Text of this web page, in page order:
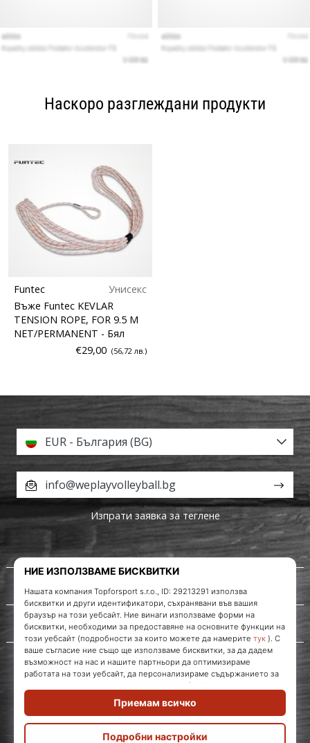
Наскоро разглеждани продукти
Funtec
Унисекс
Въже Funtec KEVLAR
TENSION ROPE, FOR 9.5 M
NET/PERMANENT - Бял
€29,00 (56,72 лв.)
WePlayVolleyball.bg
За нас
Обслужване на клиенти
EUR - България (BG)
info@weplayvolleyball.bg
Изпрати заявка за теглене